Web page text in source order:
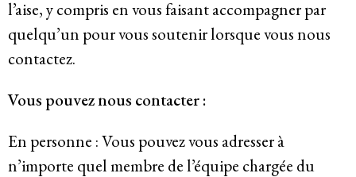
l’aise, y compris en vous faisant accompagner par
quelqu’un pour vous soutenir lorsque vous nous
contactez.
Vous pouvez nous contacter :
En personne : Vous pouvez vous adresser à
n’importe quel membre de l’équipe chargée du